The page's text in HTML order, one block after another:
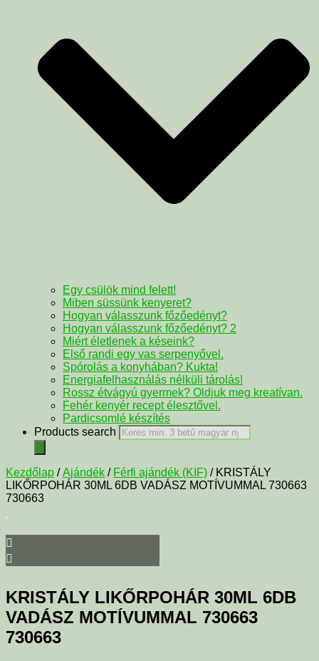
Egy csülök mind felett!
Miben süssünk kenyeret?
Hogyan válasszunk főzőedényt?
Hogyan válasszunk főzőedényt? 2
Miért életlenek a késeink?
Első randi egy vas serpenyővel.
Spórolás a konyhában? Kukta!
Energiafelhasználás nélküli tárolás!
Rossz étvágyú gyermek? Oldjuk meg kreatívan.
Fehér kenyér recept élesztővel.
Pardicsomlé készítés
Products search
Kezdőlap /Ajándék / Férfi ajándék (KIF) / KRISTÁLY
LIKŐRPOHÁR 30ML 6DB VADÁSZ MOTÍVUMMAL 730663
730663
KRISTÁLY LIKŐRPOHÁR 30ML 6DB
VADÁSZ MOTÍVUMMAL 730663
730663